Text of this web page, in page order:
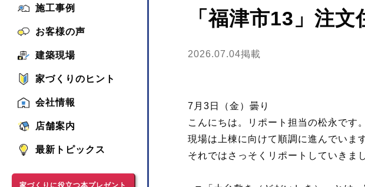
施工事例
お客様の声
建築現場
家づくりのヒント
会社情報
店舗案内
最新トピックス
家づくりに役立つ本プレゼント
「福津市13」注
2026.07.04掲載
7月3日（金）曇り
こんにちは。リポート担当の松永です。
現場は上棟に向けて順調に進んでいま
それではさっそくリポートしていきま